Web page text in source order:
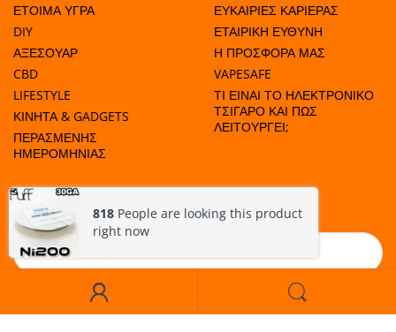
ΕΤΟΙΜΑ ΥΓΡΑ
DIY
ΑΞΕΣΟΥΑΡ
CBD
LIFESTYLE
ΚΙΝΗΤΑ & GADGETS
ΠΕΡΑΣΜΕΝΗΣ
ΗΜΕΡΟΜΗΝΙΑΣ
ΕΥΚΑΙΡΙΕΣ ΚΑΡΙΕΡΑΣ
ΕΤΑΙΡΙΚΗ ΕΥΘΥΝΗ
Η ΠΡΟΣΦΟΡΑ ΜΑΣ
VAPESAFE
ΤΙ ΕΙΝΑΙ ΤΟ ΗΛΕΚΤΡΟΝΙΚΟ
ΤΣΙΓΑΡΟ ΚΑΙ ΠΩΣ
ΛΕΙΤΟΥΡΓΕΙ;
ΜΑΘΕΤΕ ΠΟΤΕ ΕΧΟΥΜΕ ΠΡΟΣΦΟΡΕΣ!
818 People are looking this product
right now